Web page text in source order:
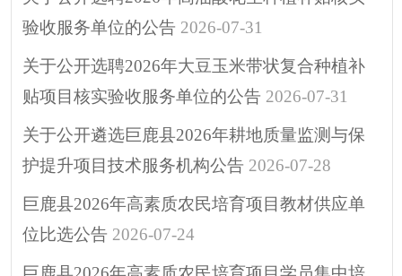
验收服务单位的公告 2026-07-31
关于公开选聘2026年大豆玉米带状复合种植补
贴项目核实验收服务单位的公告 2026-07-31
关于公开遴选巨鹿县2026年耕地质量监测与保
护提升项目技术服务机构公告 2026-07-28
巨鹿县2026年高素质农民培育项目教材供应单
位比选公告 2026-07-24